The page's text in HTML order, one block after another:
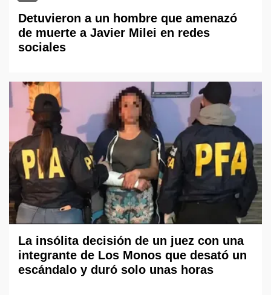
Detuvieron a un hombre que amenazó
de muerte a Javier Milei en redes
sociales
La insólita decisión de un juez con una
integrante de Los Monos que desató un
escándalo y duró solo unas horas